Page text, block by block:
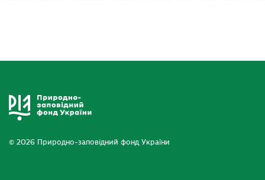
© 2026 Природно-заповідний фонд України